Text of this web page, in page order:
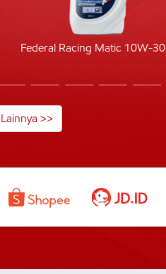
Federal Racing Matic 10W-30
>>